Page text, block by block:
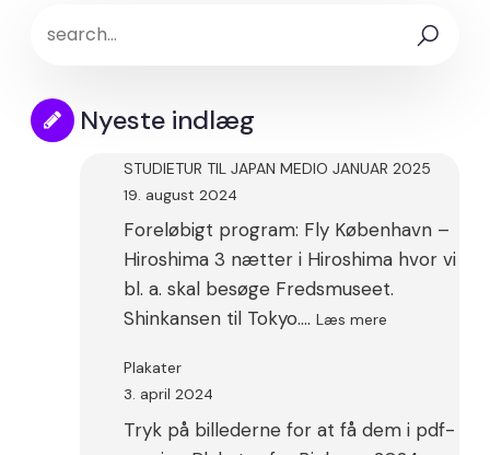
Nyeste indlæg
STUDIETUR TIL JAPAN MEDIO JANUAR 2025
19. august 2024
Foreløbigt program: Fly København –
Hiroshima 3 nætter i Hiroshima hvor vi
bl. a. skal besøge Fredsmuseet.
Shinkansen til Tokyo.… Læs mere
JANUAR
Plakater
3. april 2024
Tryk på billederne for at få dem i pdf-